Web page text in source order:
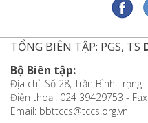
TỔNG BIÊN TẬP: PGS, TS
Bộ Biên tập:
Địa chỉ: Số 28, Trần Bình
Điện thoại: 024 39429753 -
Email: bbttccs@tccs.org.vn